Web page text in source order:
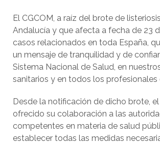
El CGCOM, a raíz del brote de
Andalucía y que afecta a fecha de 23
casos relacionados en toda España,
un mensaje de tranquilidad y de
Sistema Nacional de Salud, en
sanitarios y en todos los profesionales
Desde la notificación de dicho brote, el
ofrecido su colaboración a las
competentes en materia de salud
establecer todas las medidas